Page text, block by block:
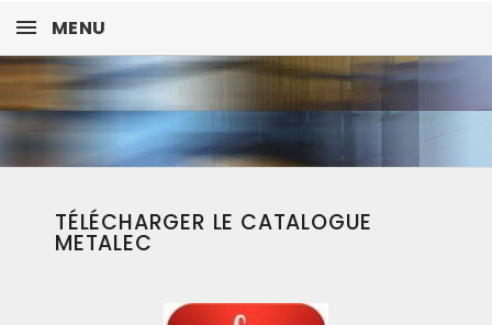
MENU
TÉLÉCHARGER LE CATALOGUE
METALEC